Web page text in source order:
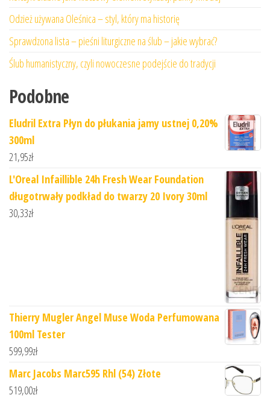
Odzież używana Oleśnica – styl, który ma historię
Sprawdzona lista – pieśni liturgiczne na ślub – jakie wybrać?
Ślub humanistyczny, czyli nowoczesne podejście do tradycji
Podobne
Eludril Extra Płyn do płukania jamy ustnej 0,20%
300ml
21,95zł
L'Oreal Infaillible 24h Fresh Wear Foundation
długotrwały podkład do twarzy 20 Ivory 30ml
30,33zł
Thierry Mugler Angel Muse Woda Perfumowana
100ml Tester
599,99zł
Marc Jacobs Marc595 Rhl (54) Złote
519,00zł